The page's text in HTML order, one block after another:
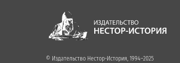
© Издательство Нестор-История, 1994–2025